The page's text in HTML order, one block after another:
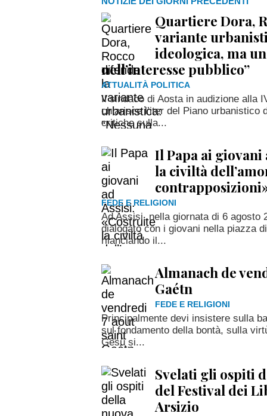
Quartiere Dora,
variante
ideologica, ma
nell’interesse pubblico”
ATTUALITÀ POLITICA
Il sindaco di Aosta in audizione alla
chiarisce l’iter del Piano urbanistico
critiche sulla...
Il Papa ai giovani
la civiltà
FEDE E RELIGIONI
Ad Assisi, nella giornata di 6 agosto
dialogato con i giovani nella piazza
rilanciando il...
Almanach de
Gaétn
FEDE E RELIGIONI
Principalmente devi insistere sulla
sul fondamento della bontà, sulla
Gesù si...
Svelati gli ospiti
del Festival dei
Arsizio